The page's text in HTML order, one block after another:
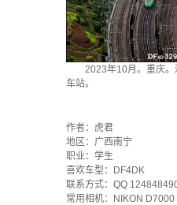
2023年10月。重庆
车站。
作者：虎君
地区：广西南宁
职业：学生
喜欢车型：DF4DK
联系方式：QQ
常用相机：NIKON D7000